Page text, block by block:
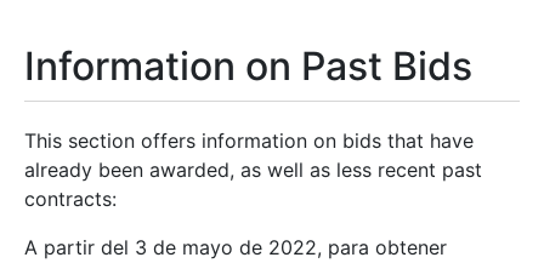
Show/Hide
Information on Past Bids
This section offers information on bids that have
already been awarded, as well as less recent past
contracts:
A partir del 3 de mayo de 2022, para obtener